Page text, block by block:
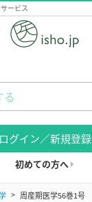
ービス
ログイン／新規登録
初めての方へ
周産期医学56巻1号